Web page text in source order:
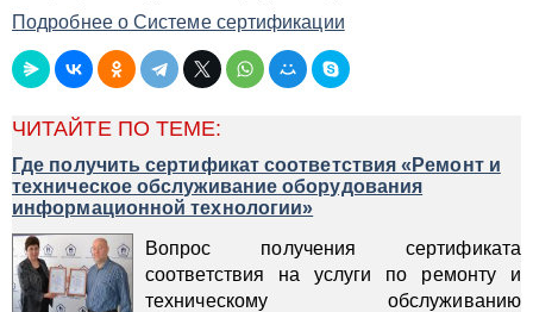
Подробнее о Системе сертификации
ЧИТАЙТЕ ПО ТЕМЕ:
Где получить сертификат соответствия «Ремонт и
техническое обслуживание оборудования
информационной технологии»
Вопрос получения сертификата
соответствия на услуги по ремонту и
техническому обслуживанию